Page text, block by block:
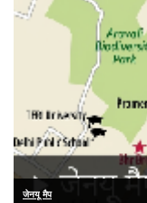
जेनयू मैप